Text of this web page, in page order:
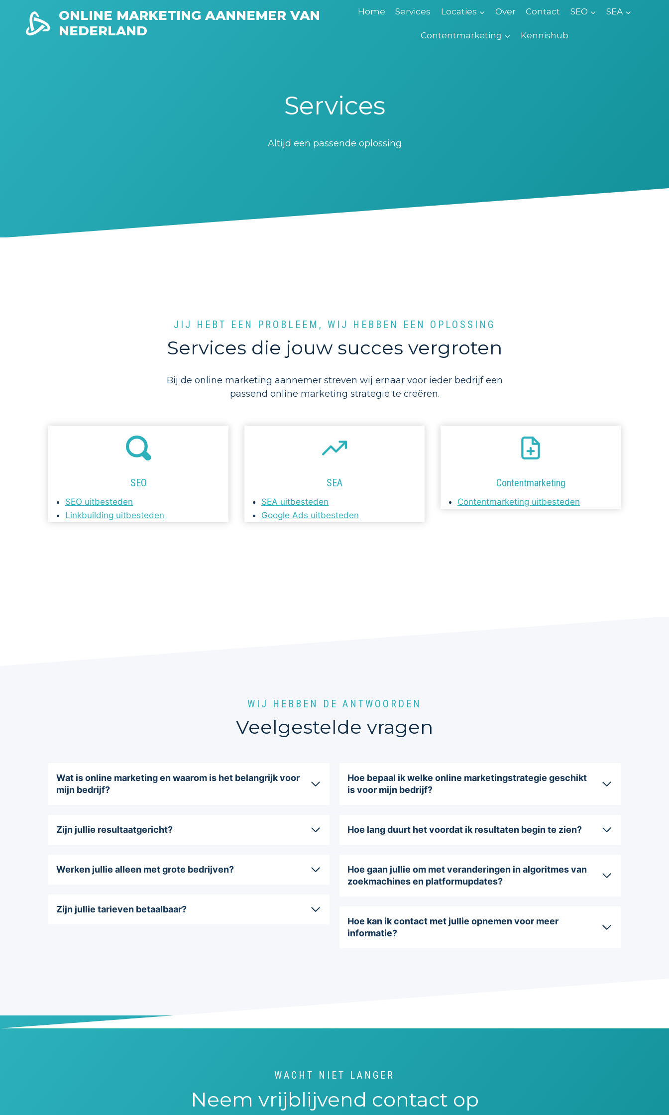
content
ONLINE MARKETING AANNEMER VAN
NEDERLAND
Home Services Locaties Over Contact SEO SEA
Contentmarketing Kennishub
Services
Altijd een passende oplossing
JIJ HEBT EEN PROBLEEM, WIJ HEBBEN EEN OPLOSSING
Services die jouw succes vergroten
Bij de online marketing aannemer streven wij ernaar voor ieder bedrijf een
passend online marketing strategie te creëren.
SEO
SEO uitbesteden
Linkbuilding uitbesteden
SEA
SEA uitbesteden
Google Ads uitbesteden
Contentmarketing
Contentmarketing uitbesteden
WIJ HEBBEN DE ANTWOORDEN
Veelgestelde vragen
Wat is online marketing en waarom is het belangrijk voor
mijn bedrijf?
Zijn jullie resultaatgericht?
Werken jullie alleen met grote bedrijven?
Zijn jullie tarieven betaalbaar?
Hoe bepaal ik welke online marketingstrategie geschikt
is voor mijn bedrijf?
Hoe lang duurt het voordat ik resultaten begin te zien?
Hoe gaan jullie om met veranderingen in algoritmes van
zoekmachines en platformupdates?
Hoe kan ik contact met jullie opnemen voor meer
informatie?
WACHT NIET LANGER
Neem vrijblijvend contact op